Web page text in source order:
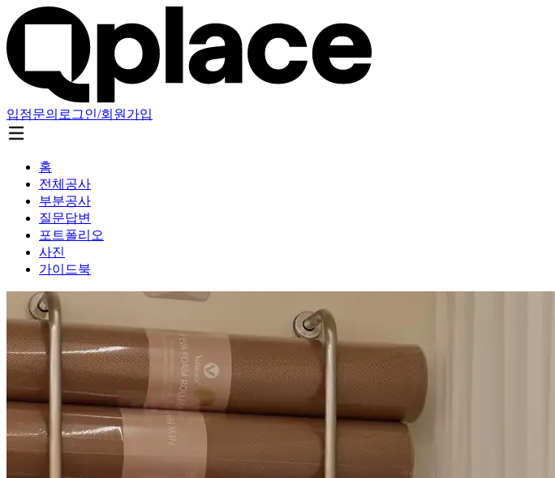
입점문의 로그인/회원가입
홈
전체공사
부분공사
질문답변
포트폴리오
사진
가이드북